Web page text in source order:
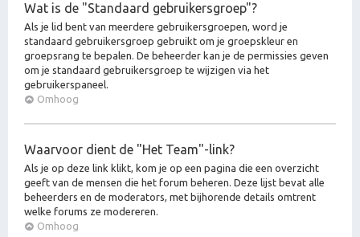
Wat is de "Standaard gebruikersgroep"?
Als je lid bent van meerdere gebruikersgroepen, word je
standaard gebruikersgroep gebruikt om je groepskleur en
groepsrang te bepalen. De beheerder kan je de permissies geven
om je standaard gebruikersgroep te wijzigen via het
gebruikerspaneel.
Omhoog
Waarvoor dient de "Het Team"-link?
Als je op deze link klikt, kom je op een pagina die een overzicht
geeft van de mensen die het forum beheren. Deze lijst bevat alle
beheerders en de moderators, met bijhorende details omtrent
welke forums ze modereren.
Omhoog